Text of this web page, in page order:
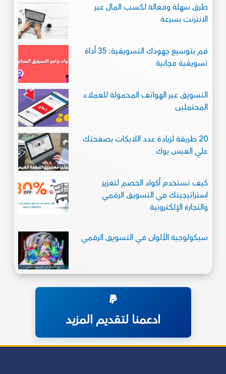
طرق سهلة وفعالة لكسب المال عبر
الانترنت بسرعة
قم بتوسيع جهودك التسويقية: 35 أداة
تسويقية مجانية
التسويق عبر الهواتف المحمولة للعملاء
المحتملين
20 طريقة لزيادة عدد اللايكات بصفحتك
علي الفيس بوك
كيف تستخدم أكواد الخصم لتعزيز
استراتيجيتك في التسويق الرقمي
والتجارة الإلكترونية
سيكولوجية الألوان في التسويق الرقمي
ادعمنا لتقديم المزيد